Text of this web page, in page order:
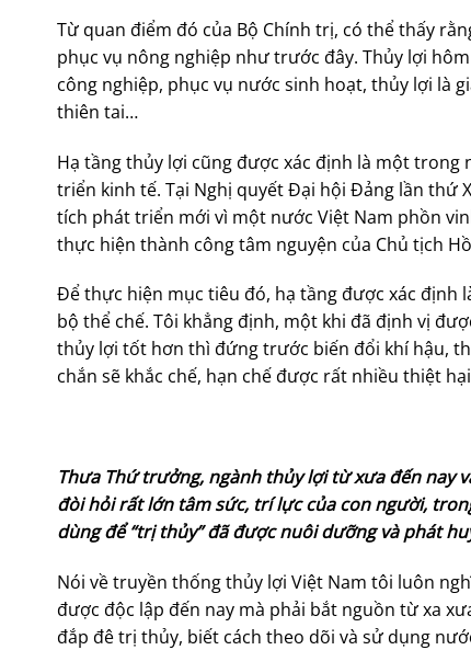
Từ quan điểm đó của Bộ Chính trị, có thể thấy
phục vụ nông nghiệp như trước đây. Thủy lợi
công nghiệp, phục vụ nước sinh hoạt, thủy lợi là
thiên tai…
Hạ tầng thủy lợi cũng được xác định là một
triển kinh tế. Tại Nghị quyết Đại hội Đảng lần thứ
tích phát triển mới vì một nước Việt Nam phồn
thực hiện thành công tâm nguyện của Chủ tịch
Để thực hiện mục tiêu đó, hạ tầng được xác định
bộ thể chế. Tôi khẳng định, một khi đã định vị
thủy lợi tốt hơn thì đứng trước biến đổi khí hậu,
chắn sẽ khắc chế, hạn chế được rất nhiều thiệt
Thưa Thứ trưởng, ngành thủy lợi từ xưa đến nay
đòi hỏi rất lớn tâm sức, trí lực của con người,
dùng để “trị thủy” đã được nuôi dưỡng và phát
Nói về truyền thống thủy lợi Việt Nam tôi luôn
được độc lập đến nay mà phải bắt nguồn từ xa
đắp đê trị thủy, biết cách theo dõi và sử dụng